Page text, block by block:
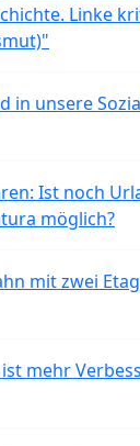
Linke
in unsere
Ist noch
möglich?
mit zwei
mehr